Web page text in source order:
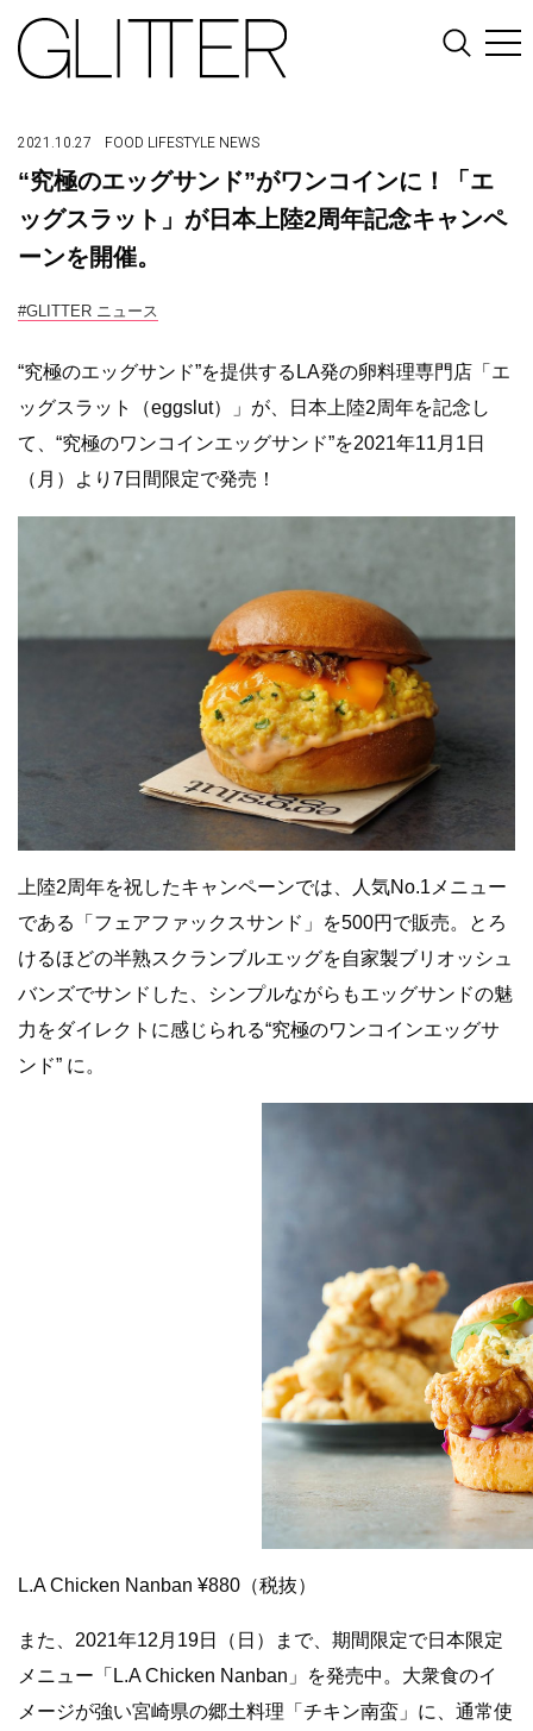
2021.10.27 FOOD LIFESTYLE NEWS
“究極のエッグサンド”がワンコインに！「エ
ッグスラット」が日本上陸2周年記念キャンペ
ーンを開催。
#GLITTER ニュース
“究極のエッグサンド”を提供するLA発の卵料理専門店「エ
ッグスラット（eggslut）」が、日本上陸2周年を記念し
て、“究極のワンコインエッグサンド”を2021年11月1日
（月）より7日間限定で発売！
上陸2周年を祝したキャンペーンでは、人気No.1メニュー
である「フェアファックスサンド」を500円で販売。とろ
けるほどの半熟スクランブルエッグを自家製ブリオッシュ
バンズでサンドした、シンプルながらもエッグサンドの魅
力をダイレクトに感じられる“究極のワンコインエッグサ
ンド” に。
L.A Chicken Nanban ¥880（税抜）
また、2021年12月19日（日）まで、期間限定で日本限定
メニュー「L.A Chicken Nanban」を発売中。大衆食のイ
メージが強い宮崎県の郷土料理「チキン南蛮」に、通常使